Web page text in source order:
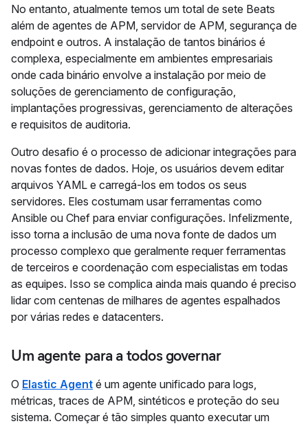
No entanto, atualmente temos um total de sete Beats
além de agentes de APM, servidor de APM, segurança de
endpoint e outros. A instalação de tantos binários é
complexa, especialmente em ambientes empresariais
onde cada binário envolve a instalação por meio de
soluções de gerenciamento de configuração,
implantações progressivas, gerenciamento de alterações
e requisitos de auditoria.
Outro desafio é o processo de adicionar integrações para
novas fontes de dados. Hoje, os usuários devem editar
arquivos YAML e carregá-los em todos os seus
servidores. Eles costumam usar ferramentas como
Ansible ou Chef para enviar configurações. Infelizmente,
isso torna a inclusão de uma nova fonte de dados um
processo complexo que geralmente requer ferramentas
de terceiros e coordenação com especialistas em todas
as equipes. Isso se complica ainda mais quando é preciso
lidar com centenas de milhares de agentes espalhados
por várias redes e datacenters.
Um agente para a todos governar
O Elastic Agent é um agente unificado para logs,
métricas, traces de APM, sintéticos e proteção do seu
sistema. Começar é tão simples quanto executar um